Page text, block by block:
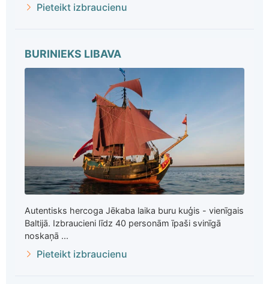
Pieteikt izbraucienu
BURINIEKS LIBAVA
Autentisks hercoga Jēkaba laika buru kuģis - vienīgais
Baltijā. Izbraucieni līdz 40 personām īpaši svinīgā
noskaņā ...
Pieteikt izbraucienu